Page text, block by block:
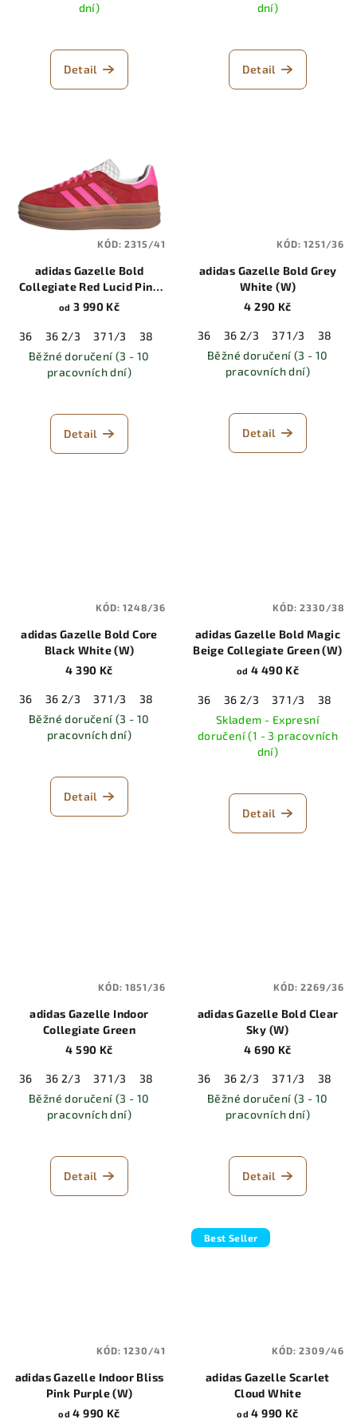
dní)
Detail
dní)
Detail
adidas Gazelle Bold
Collegiate Red Lucid Pink
(W)
od 3 990 Kč
36 36 2/3 37 1/3 38 38 2/3 39 1/3 40 40 2/3
Běžné doručení (3 - 10
pracovních dní)
Detail
KÓD:2315/41
adidas Gazelle Bold Grey
White (W)
4 290 Kč
36 36 2/3 37 1/3 38
Běžné doručení (3 - 10
pracovních dní)
Detail
KÓD:1251/36
adidas Gazelle Bold Core
Black White (W)
4 390 Kč
36 36 2/3 37 1/3 38 38 2/3 39 1/3 40 40 2/3
Běžné doručení (3 - 10
pracovních dní)
Detail
KÓD:1248/36
adidas Gazelle Bold Magic
Beige Collegiate Green (W)
od 4 490 Kč
36 36 2/3 37 1/3 38
Skladem - Expresní
doručení (1 - 3 pracovních
dní)
Detail
KÓD:2330/38
adidas Gazelle Indoor
Collegiate Green
4 590 Kč
36 36 2/3 37 1/3 38 38 2/3 39 1/3 40 40 2/3
Běžné doručení (3 - 10
pracovních dní)
Detail
KÓD:1851/36
adidas Gazelle Bold Clear
Sky (W)
4 690 Kč
36 36 2/3 37 1/3 38
Běžné doručení (3 - 10
pracovních dní)
Detail
KÓD:2269/36
adidas Gazelle Indoor Bliss
Pink Purple (W)
od 4 990 Kč
KÓD:1230/41
Best Seller
adidas Gazelle Scarlet
Cloud White
od 4 990 Kč
KÓD:2309/46